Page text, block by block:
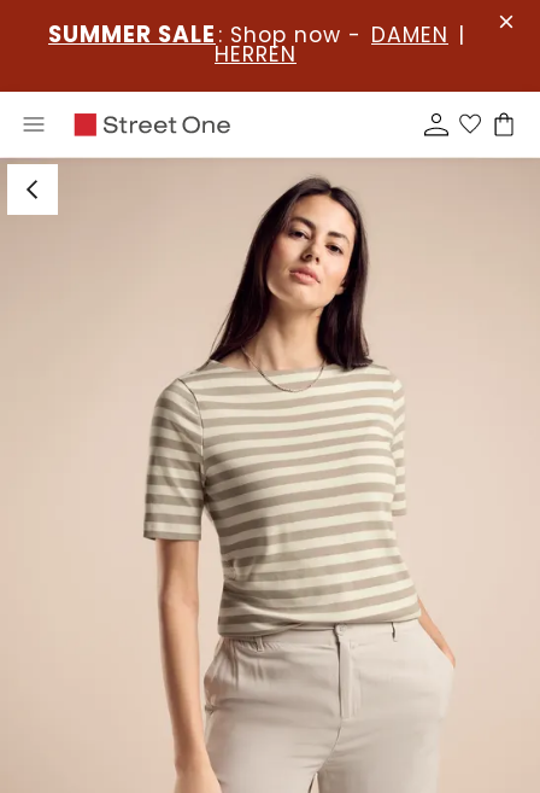
SUMMER SALE : Shop now - DAMEN |
HERREN